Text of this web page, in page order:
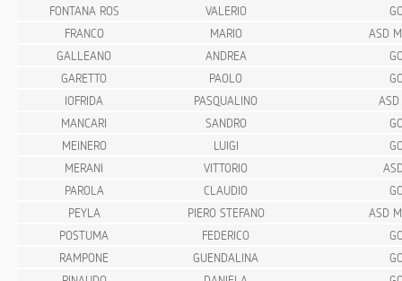
FONTANA ROS
VALERIO
FRANCO
MARIO
ASD
GALLEANO
ANDREA
GARETTO
PAOLO
IOFRIDA
PASQUALINO
ASD
MANCARI
SANDRO
MEINERO
LUIGI
MERANI
VITTORIO
PAROLA
CLAUDIO
PEYLA
PIERO STEFANO
ASD
POSTUMA
FEDERICO
RAMPONE
GUENDALINA